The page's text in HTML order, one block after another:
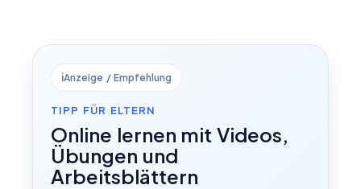
ℹ️Anzeige / Empfehlung
TIPP FÜR ELTERN
Online lernen mit Videos,
Übungen und
Arbeitsblättern